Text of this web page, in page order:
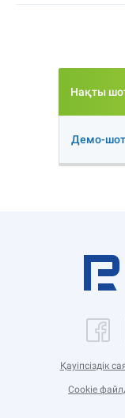
Нақты
Демо-
Қауіпсіздік
Cookie